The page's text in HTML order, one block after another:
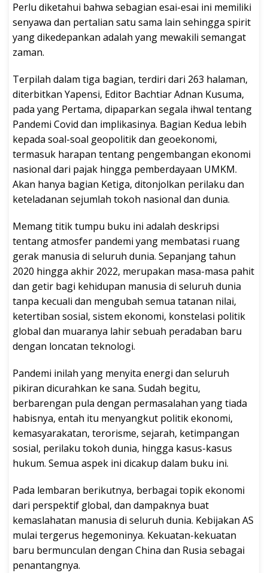
Perlu diketahui bahwa sebagian esai-esai ini memiliki
senyawa dan pertalian satu sama lain sehingga spirit
yang dikedepankan adalah yang mewakili semangat
zaman.
Terpilah dalam tiga bagian, terdiri dari 263 halaman,
diterbitkan Yapensi, Editor Bachtiar Adnan Kusuma,
pada yang Pertama, dipaparkan segala ihwal tentang
Pandemi Covid dan implikasinya. Bagian Kedua lebih
kepada soal-soal geopolitik dan geoekonomi,
termasuk harapan tentang pengembangan ekonomi
nasional dari pajak hingga pemberdayaan UMKM.
Akan hanya bagian Ketiga, ditonjolkan perilaku dan
keteladanan sejumlah tokoh nasional dan dunia.
Memang titik tumpu buku ini adalah deskripsi
tentang atmosfer pandemi yang membatasi ruang
gerak manusia di seluruh dunia. Sepanjang tahun
2020 hingga akhir 2022, merupakan masa-masa pahit
dan getir bagi kehidupan manusia di seluruh dunia
tanpa kecuali dan mengubah semua tatanan nilai,
ketertiban sosial, sistem ekonomi, konstelasi politik
global dan muaranya lahir sebuah peradaban baru
dengan loncatan teknologi.
Pandemi inilah yang menyita energi dan seluruh
pikiran dicurahkan ke sana. Sudah begitu,
berbarengan pula dengan permasalahan yang tiada
habisnya, entah itu menyangkut politik ekonomi,
kemasyarakatan, terorisme, sejarah, ketimpangan
sosial, perilaku tokoh dunia, hingga kasus-kasus
hukum. Semua aspek ini dicakup dalam buku ini.
Pada lembaran berikutnya, berbagai topik ekonomi
dari perspektif global, dan dampaknya buat
kemaslahatan manusia di seluruh dunia. Kebijakan AS
mulai tergerus hegemoninya. Kekuatan-kekuatan
baru bermunculan dengan China dan Rusia sebagai
penantangnya.